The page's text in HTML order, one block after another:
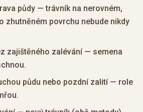
půdy — trávník na nerovném,
zhutněném povrchu nebude nikdy
zajištěného zalévání — semena
půdu nebo pozdní zalití — role